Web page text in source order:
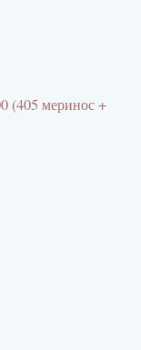
(405 меринос +